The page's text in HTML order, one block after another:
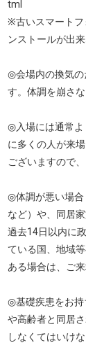
tml
※古いスマートフ
ンストールが出
◎会場内の換気の
す。体調を崩さ
◎入場には通常よ
に多くの人が来
ございますので
◎体調が悪い場合
など）や、同居
過去14日以内に
ている国、地域
ある場合は、ご
◎基礎疾患をお持
や高齢者と同居
しなくてはいけ